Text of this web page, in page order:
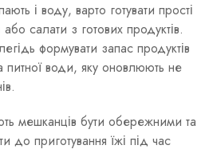
і воду, варто готувати прості
салати з готових продуктів.
формувати запас продуктів
питної води, яку оновлюють не
мешканців бути обережними та
до приготування їжі під час